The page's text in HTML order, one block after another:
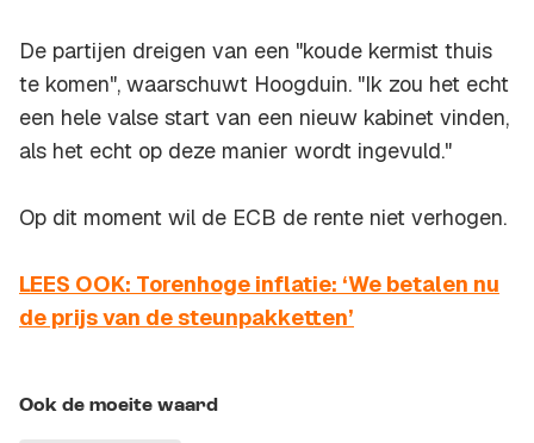
De partijen dreigen van een "koude kermist thuis
te komen", waarschuwt Hoogduin. "Ik zou het echt
een hele valse start van een nieuw kabinet vinden,
als het echt op deze manier wordt ingevuld."
Op dit moment wil de ECB de rente niet verhogen.
LEES OOK: Torenhoge inflatie: ‘We betalen nu
de prijs van de steunpakketten’
Ook de moeite waard